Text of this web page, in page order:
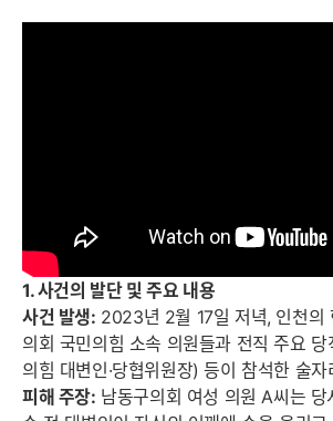
1. 사건의 발단 및 주요 내용
사건 발생: 2023년 2월 17일 저녁, 인천의
의회 국민의힘 소속 의원들과 전직 주요
의힘 대변인·당협위원장) 등이 참석한 술
피해 주장: 남동구의회 여성 의원 A씨는